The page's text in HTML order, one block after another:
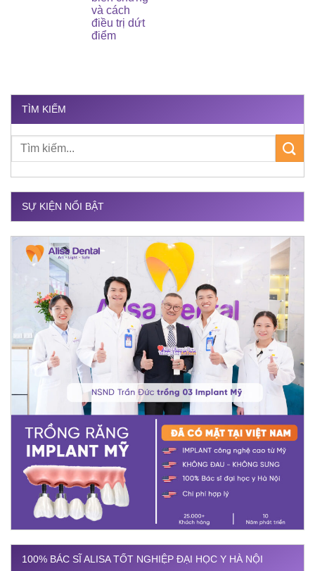
và cách
điều trị dứt
điểm
TÌM KIẾM
SỰ KIỆN NỔI BẬT
100% BÁC SĨ ALISA TỐT NGHIỆP ĐẠI HỌC Y HÀ NỘI